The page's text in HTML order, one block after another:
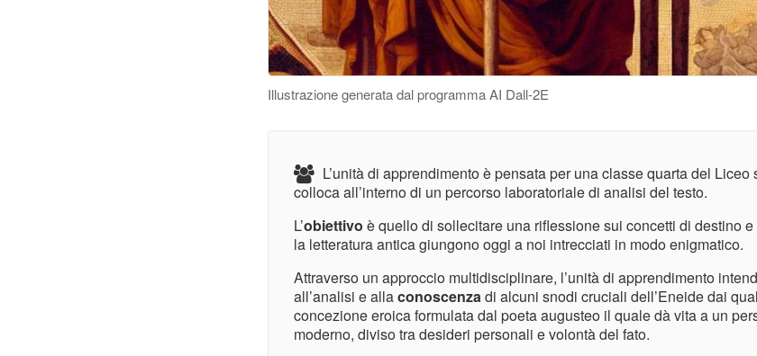
Illustrazione generata dal programma AI Dall-2E
L’unità di apprendimento è pensata per una classe quarta del
colloca all’interno di un percorso laboratoriale di analisi del testo.
L’obiettivo è quello di sollecitare una riflessione sui concetti di destino
la letteratura antica giungono oggi a noi intrecciati in modo enigmatico.
Attraverso un approccio multidisciplinare, l’unità di apprendimento
all’analisi e allaconoscenzadi alcuni snodi cruciali dell’Eneide dai
concezione eroica formulata dal poeta augusteo il quale dà vita a un
moderno, diviso tra desideri personali e volontà del fato.